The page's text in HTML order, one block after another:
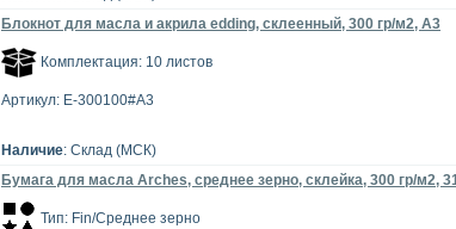
Блокнот для масла и акрила edding, склеенный, 300 гр/м2, А3
Комплектация: 10 листов
Артикул: E-300100#A3
Наличие: Склад (МСК)
Бумага для масла Arches, среднее зерно, склейка, 300 гр/м2,
Тип: Fin/Среднее зерно